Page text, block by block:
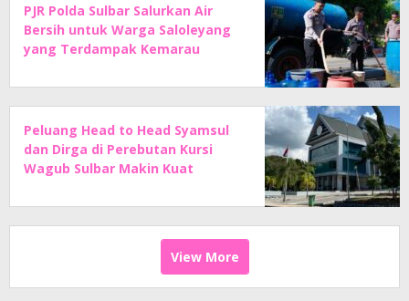
PJR Polda Sulbar Salurkan Air
Bersih untuk Warga Saloleyang
yang Terdampak Kemarau
Peluang Head to Head Syamsul
dan Dirga di Perebutan Kursi
Wagub Sulbar Makin Kuat
View More